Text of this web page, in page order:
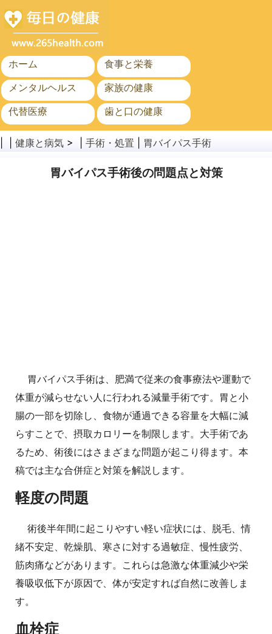
ホーム
食事と栄養
メンタルヘルス
家族の健康
代替医療
歯と口の健康
がん
公衆衛生
健康と病気 > | 手術・処置 胃バイパス手術
胃バイパス手術後の問題点と対策
胃バイパス手術は、肥満で従来の食事療法や運動で
体重が減らせない人に行われる減量手術です。胃と小
腸の一部を切除し、食物が通過できる容量を大幅に減
らすことで、摂取カロリーを制限します。大手術であ
るため、術後にはさまざまな問題が起こり得ます。本
稿では主な合併症と対策を解説します。
軽度の問題
術後半年間に起こりやすい軽い症状には、脱毛、情
緒不安定、乾燥肌、寒さに対する過敏症、慢性疲労、
筋肉痛などがあります。これらは急激な体重減少や栄
養吸収低下が原因で、体が安定すれば自然に改善しま
す。
血栓症